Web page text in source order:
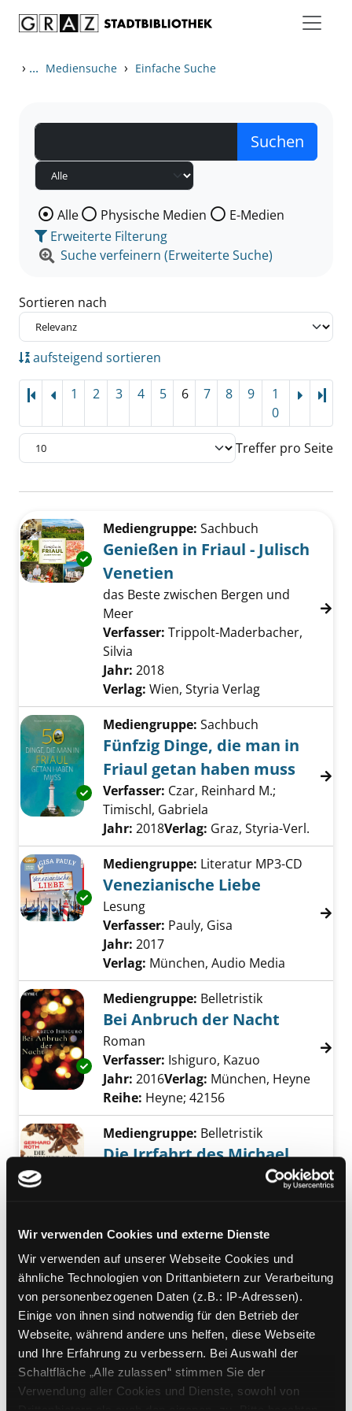
Wir verwenden Cookies und externe Dienste
Wir verwenden auf unserer Webseite Cookies und
ähnliche Technologien von Drittanbietern zur Verarbeitung
von personenbezogenen Daten (z.B.: IP-Adressen).
Einige von ihnen sind notwendig für den Betrieb der
Webseite, während andere uns helfen, diese Webseite
und Ihre Erfahrung zu verbessern. Bei Auswahl der
Schaltfläche „Alle zulassen“ stimmen Sie der
Verwendung aller Cookies und Dienste, sowohl von
› ... Mediensuche › Einfache Suche
Wählen Sie die Medienart nach der Sie suchen wollen.
Alle Physische Medien
E-Medien
Erweiterte Filterung
Suche verfeinern (Erweiterte Suche)
Sortieren nach
aufsteigend sortieren
1 2 3 4 5 6 7 8 9
1
0
Treffer pro Seite
Zu den Suchfiltern springen
Exemplar-Details von Genießen in Friaul -
Mediengruppe: Sachbuch
Genießen in Friaul - Julisch
Venetien
das Beste zwischen Bergen und
Meer
Verfasser: Trippolt-Maderbacher,
Silvia
Jahr: 2018
Verlag: Wien, Styria Verlag
Exemplar-Details von Fünfzig Dinge, die
Mediengruppe: Sachbuch
Fünfzig Dinge, die man in
Friaul getan haben muss
Verfasser: Czar, Reinhard M.;
Timischl, Gabriela
Jahr: 2018Verlag: Graz, Styria-Verl.
Exemplar-Details von Venezianische Liebe
Mediengruppe: Literatur MP3-CD
Venezianische Liebe
Lesung
Verfasser: Pauly, Gisa
Jahr: 2017
Verlag: München, Audio Media
Exemplar-Details von Bei Anbruch der Nacht
Mediengruppe: Belletristik
Bei Anbruch der Nacht
Roman
Verfasser: Ishiguro, Kazuo
Jahr: 2016Verlag: München, Heyne
Reihe: Heyne; 42156
Mediengruppe: Belletristik
Die Irrfahrt des Michael
Jahr:2017
Verlag:Frankfurt/M., Fischer S.
Exemplar-Details von Auf ewig dein anzeigen
Mediengruppe:Literatur CD
Auf ewig dein
Lesung
Verfasser:Völler, EvaSuche nach diesem
Jahr:2017
Verlag: Bergisch Gladbach, Edition